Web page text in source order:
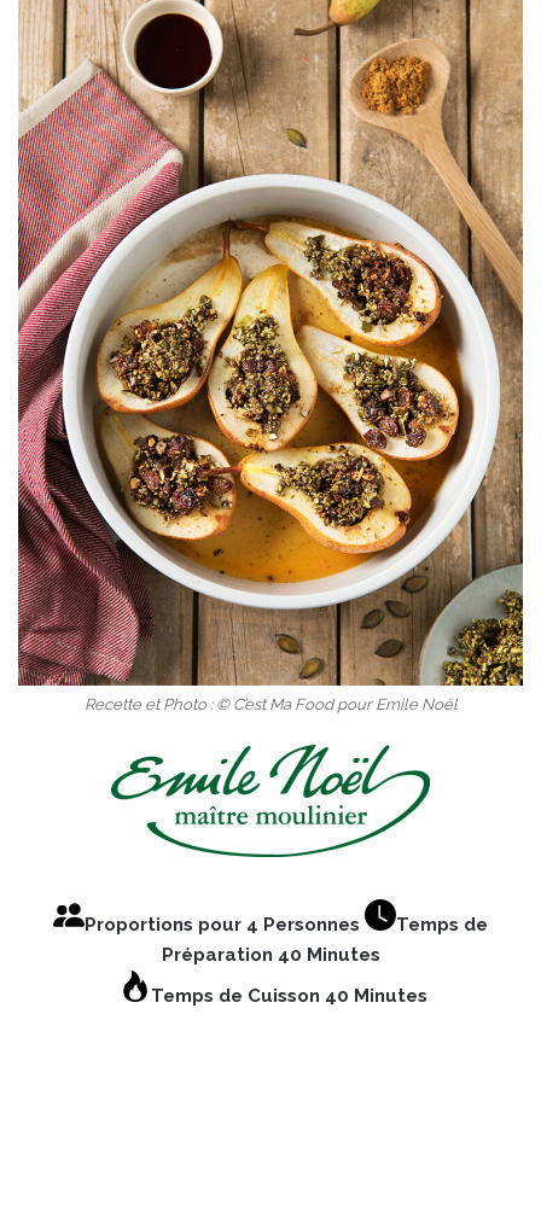
Recette et Photo : © C’est Ma Food pour Emile Noël
Proportions pour 4 Personnes
Temps de
Préparation 40 Minutes
Temps de Cuisson 40 Minutes